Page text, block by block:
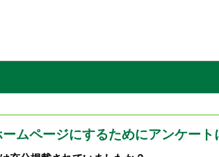
ムページにするためにアンケート